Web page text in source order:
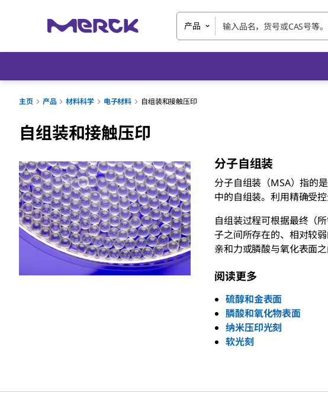
产品
主页 产品 材料科学 电子材料 自组装和接触压印
自组装和接触压印
分子自组装
分子自组装（MSA）指的
中的自组装。利用精确受
自组装过程可根据最终（
子之间所存在的、相对较
亲和力或膦酸与氧化表面之
阅读更多
硫醇和金表面
膦酸和氧化物表面
纳米压印光刻
软光刻